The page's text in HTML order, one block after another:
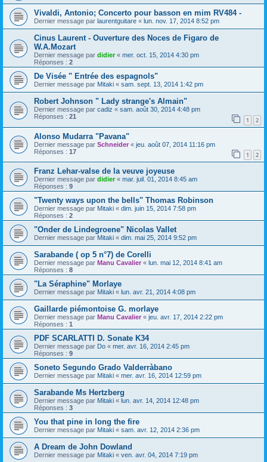
Vivaldi, Antonio; Concerto pour basson en mim RV484 -
Dernier message par laurentguitare « lun. nov. 17, 2014 8:52 pm
Cinus Laurent - Ouverture des Noces de Figaro de
W.A.Mozart
Dernier message par didier« mer. oct. 15, 2014 4:30 pm
Réponses : 2
De Visée " Entrée des espagnols"
Dernier message par Mitaki « sam. sept. 13, 2014 1:42 pm
Robert Johnson " Lady strange's Almain"
Dernier message par cadiz « sam. août 30, 2014 4:48 pm
Réponses : 21 1 2
Alonso Mudarra "Pavana"
Dernier message par Schneider « jeu. août 07, 2014 11:16 pm
Réponses : 17 1 2
Franz Lehar-valse de la veuve joyeuse
Dernier message par didier« mar. juil. 01, 2014 8:45 am
Réponses : 9
"Twenty ways upon the bells" Thomas Robinson
Dernier message par Mitaki « dim. juin 15, 2014 7:58 pm
Réponses : 2
"Onder de Lindegroene" Nicolas Vallet
Dernier message par Mitaki « dim. mai 25, 2014 9:52 pm
Sarabande ( op 5 n°7) de Corelli
Dernier message par Manu Cavalier « lun. mai 12, 2014 8:41 am
Réponses : 8
"La Séraphine" Morlaye
Dernier message par Mitaki « lun. avr. 21, 2014 4:08 pm
Gaillarde piémontoise G. morlaye
Dernier message par Manu Cavalier « jeu. avr. 17, 2014 2:22 pm
Réponses : 1
PDF SCARLATTI D. Sonate K34
Dernier message par Do « mer. avr. 16, 2014 2:45 pm
Réponses : 9
Soneto Segundo Grado Valderràbano
Dernier message par Mitaki « mer. avr. 16, 2014 12:59 pm
Sarabande Ms Hertzberg
Dernier message par Mitaki « lun. avr. 14, 2014 12:48 pm
Réponses : 3
You that pine in long the fire
Dernier message par Mitaki « sam. avr. 12, 2014 2:36 pm
A Dream de John Dowland
Dernier message par Mitaki « ven. avr. 04, 2014 7:19 pm